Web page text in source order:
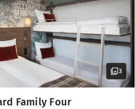
3
Family Four